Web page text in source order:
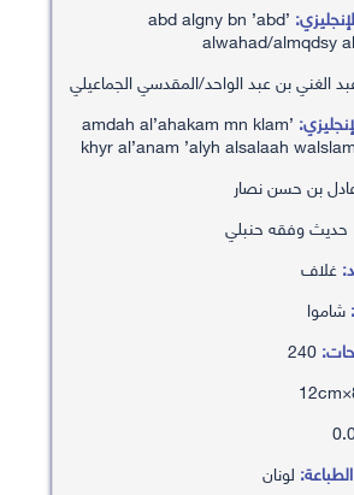
’abd algny bn ’abd
alwahad/almqdsy
الغني بن عبد الواحد/المقدسي الجماعيلي
’amdah al’ahakam mn klam
khyr al’anam ’alyh alsalaah
بن حسن نصار
حديث وفقه حنبلي
غلاف
شاموا
لونان